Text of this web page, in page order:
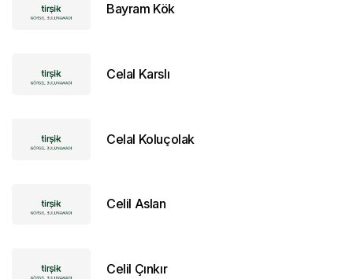
Bayram Kök
Celal Karslı
Celal Koluçolak
Celil Aslan
Celil Çınkır